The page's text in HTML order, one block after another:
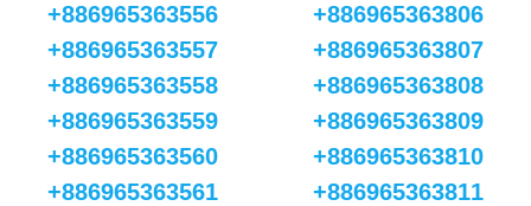
+886965363556
+886965363557
+886965363558
+886965363559
+886965363560
+886965363561
+886965363806
+886965363807
+886965363808
+886965363809
+886965363810
+886965363811